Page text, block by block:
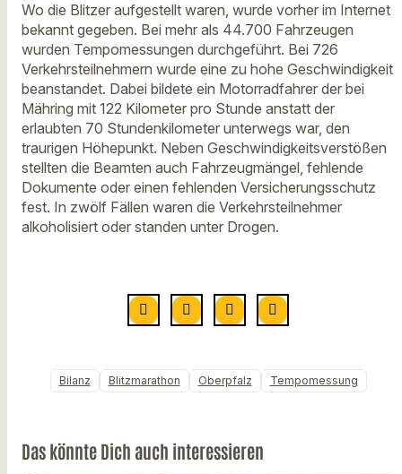
Wo die Blitzer aufgestellt waren, wurde vorher im Internet
bekannt gegeben. Bei mehr als 44.700 Fahrzeugen
wurden Tempomessungen durchgeführt. Bei 726
Verkehrsteilnehmern wurde eine zu hohe Geschwindigkeit
beanstandet. Dabei bildete ein Motorradfahrer der bei
Mähring mit 122 Kilometer pro Stunde anstatt der
erlaubten 70 Stundenkilometer unterwegs war, den
traurigen Höhepunkt. Neben Geschwindigkeitsverstößen
stellten die Beamten auch Fahrzeugmängel, fehlende
Dokumente oder einen fehlenden Versicherungsschutz
fest. In zwölf Fällen waren die Verkehrsteilnehmer
alkoholisiert oder standen unter Drogen.
Bilanz Blitzmarathon Oberpfalz Tempomessung
Das könnte Dich auch interessieren